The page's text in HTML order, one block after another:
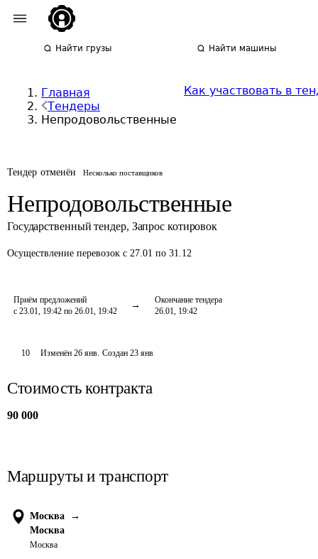
Найти грузы Найти машины
Главная
Тендеры
Непродовольственные
Как участвовать в
Тендер отменён Несколько поставщиков
Непродовольственные
Государственный тендер, Запрос котировок
Осуществление перевозок с 27.01 по 31.12
Приём предложений
с 23.01, 19:42 по 26.01, 19:42
Окончание тендера
26.01, 19:42
10 Изменён26 янв. Создан 23 янв
Стоимость контракта
90 000
Маршруты и транспорт
Москва
→
Москва
Москва